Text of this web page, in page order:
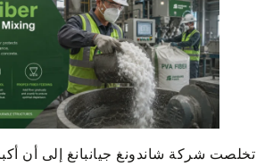
تخلصت شركة شاندونغ جيانبانغ إلى أن